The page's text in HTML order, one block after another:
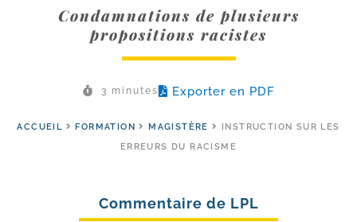
Condamnations de plusieurs
propositions racistes
3 minutes Exporter en PDF
ACCUEIL FORMATION MAGISTÈRE
INSTRUCTION SUR LES
ERREURS DU RACISME